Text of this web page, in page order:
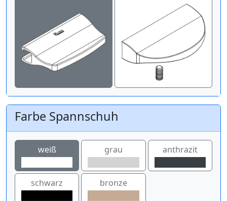
Farbe Spannschuh
weiß grau anthrazit
schwarz bronze